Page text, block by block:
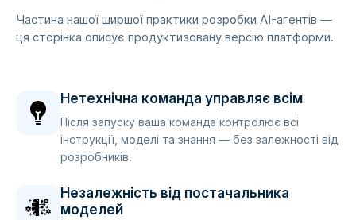
Частина нашої ширшої практики розробки AI-агентів —
ця сторінка описує продуктизовану версію платформи.
Нетехнічна команда управляє всім
Після запуску ваша команда контролює всі
інструкції, моделі та знання — без залежності від
розробників.
Незалежність від постачальника
моделей